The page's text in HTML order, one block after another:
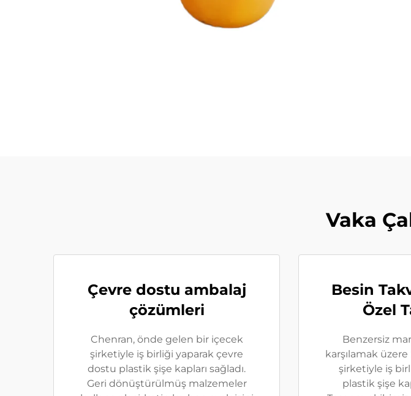
Vaka
Çevre dostu ambalaj
çözümleri
Chenran, önde gelen bir içecek
şirketiyle iş birliği yaparak çevre
dostu plastik şişe kapları sağladı.
Geri dönüştürülmüş malzemeler
Besin
Özel
Benzersiz
karşılamak
şirketiyle iş
plastik şişe